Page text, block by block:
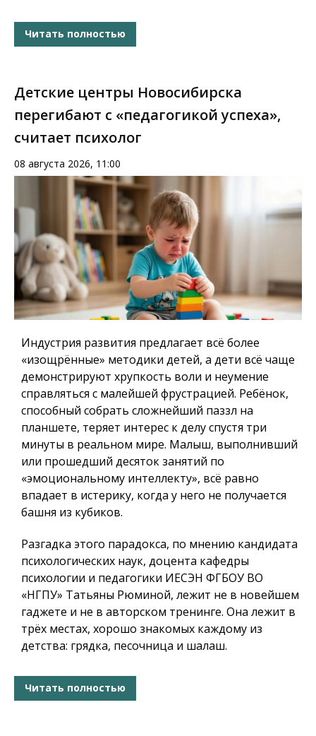
Читать полностью
Детские центры Новосибирска
перегибают с «педагогикой успеха»,
считает психолог
08 августа 2026, 11:00
Индустрия развития предлагает всё более
«изощрённые» методики детей, а дети всё чаще
демонстрируют хрупкость воли и неумение
справляться с малейшей фрустрацией. Ребёнок,
способный собрать сложнейший паззл на
планшете, теряет интерес к делу спустя три
минуты в реальном мире. Малыш, выполнивший
или прошедший десяток занятий по
«эмоциональному интеллекту», всё равно
впадает в истерику, когда у него не получается
башня из кубиков.
Разгадка этого парадокса, по мнению кандидата
психологических наук, доцента кафедры
психологии и педагогики ИЕСЭН ФГБОУ ВО
«НГПУ» Татьяны Рюминой, лежит не в новейшем
гаджете и не в авторском тренинге. Она лежит в
трёх местах, хорошо знакомых каждому из
детства: грядка, песочница и шалаш.
Читать полностью